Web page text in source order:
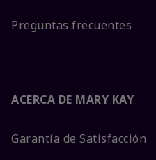
Preguntas frecuentes
ACERCA DE MARY KAY
Garantía de Satisfacción